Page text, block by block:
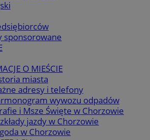
sponsorowane
O MIEŚCIE
miasta
adresy i telefony
wywozu odpadów
i Msze Święte w Chorzowie
jazdy w Chorzowie
w Chorzowie